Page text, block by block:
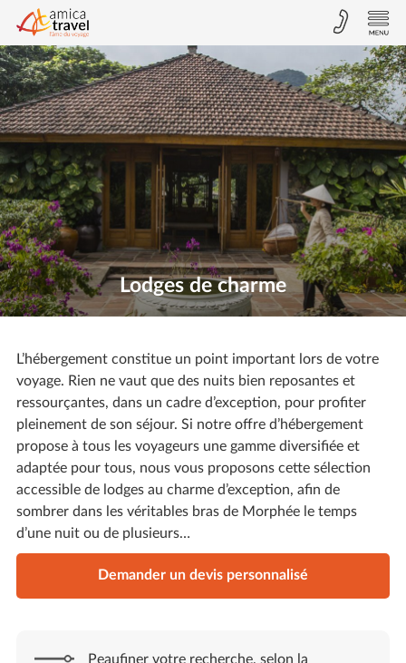
Lodges de charme
L’hébergement constitue un point important lors de votre
voyage. Rien ne vaut que des nuits bien reposantes et
ressourçantes, dans un cadre d’exception, pour profiter
pleinement de son séjour. Si notre offre d’hébergement
propose à tous les voyageurs une gamme diversifiée et
adaptée pour tous, nous vous proposons cette sélection
accessible de lodges au charme d’exception, afin de
sombrer dans les véritables bras de Morphée le temps
d’une nuit ou de plusieurs…
Demander un devis personnalisé
Peaufiner votre recherche, selon la